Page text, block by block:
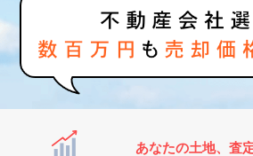
あなたの土地、査
家査定シミュレーター
お問い合わせ